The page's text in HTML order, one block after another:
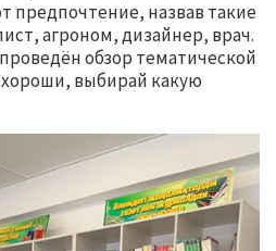
предпочтение, назвав такие
агроном, дизайнер, врач.
обзор тематической
выбирай какую